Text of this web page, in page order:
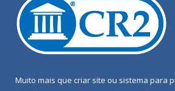
Muito mais que criar site ou sistema para